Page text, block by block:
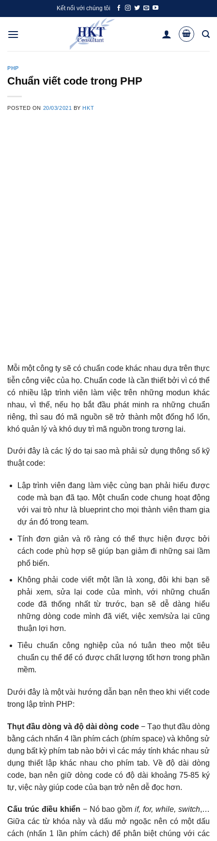
to
content
Kết nối với chúng tôi
PHP
Chuẩn viết code trong PHP
POSTED ON 20/03/2021 BY HKT
Mỗi một công ty sẽ có chuẩn code khác nhau dựa trên thực
tiễn công việc của họ. Chuẩn code là cần thiết bởi vì có thể
có nhiều lập trình viên làm việc trên những modun khác
nhau, vì thế, nếu họ bắt đầu phát minh ra những chuẩn
riêng, thì sau đó mã nguồn sẽ trở thành một đống hổ lốn,
khó quản lý và khó duy trì mã nguồn trong tương lai.
Dưới đây là các lý do tại sao mà phải sử dụng thông số kỹ
thuật code:
Lập trình viên đang làm việc cùng bạn phải hiểu được
code mà bạn đã tạo. Một chuẩn code chung hoạt động
với vai trò như là blueprint cho mọi thành viên tham gia
dự án đó trong team.
Tính đơn giản và rõ ràng có thể thực hiện được bởi
cách code phù hợp sẽ giúp bạn giảm đi những sai lầm
phổ biến.
Không phải code viết một lần là xong, đôi khi bạn sẽ
phải xem, sửa lại code của mình, với những chuẩn
code đã thống nhất từ trước, bạn sẽ dễ dàng hiểu
những dòng code mình đã viết, việc xem/sửa lại cũng
thuận lợi hơn.
Tiêu chuẩn công nghiệp của nó tuân theo một tiêu
chuẩn cụ thể để có được chất lượng tốt hơn trong phần
mềm.
Dưới đây là một vài hướng dẫn bạn nên theo khi viết code
trong lập trình PHP:
Thụt đầu dòng và độ dài dòng code− Tạo thụt đầu dòng
bằng cách nhấn 4 lần phím cách (phím space) và không sử
dụng bất kỳ phím tab nào bởi vì các máy tính khác nhau sử
dụng thiết lập khác nhau cho phím tab. Về độ dài dòng
code, bạn nên giữ dòng code có độ dài khoảng 75-85 ký
tự, việc này giúp code của bạn trở nên dễ đọc hơn.
Cấu trúc điều khiển − Nó bao gồm if, for, while, switch,…
Giữa các từ khóa này và dấu mở ngoặc nên có một dấu
cách (nhấn 1 lần phím cách) để phân biệt chúng với các